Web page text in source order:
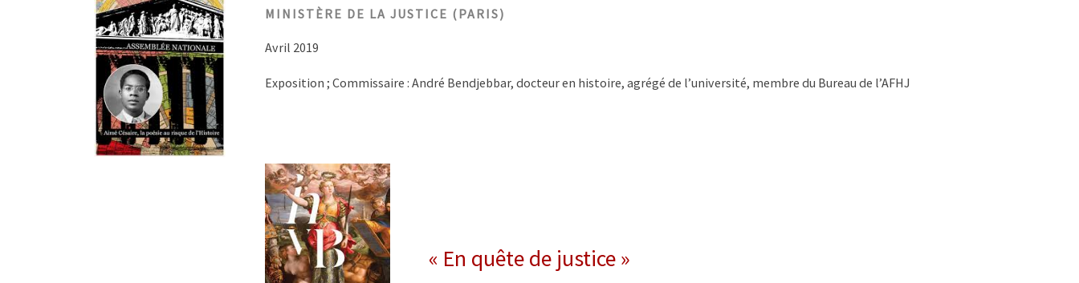
MINISTÈRE DE LA JUSTICE (PARIS)
Avril 2019
Exposition ; Commissaire : André Bendjebbar, docteur en histoire, agrégé de l’université, membre du Bureau de l’AFHJ
« En quête de justice »